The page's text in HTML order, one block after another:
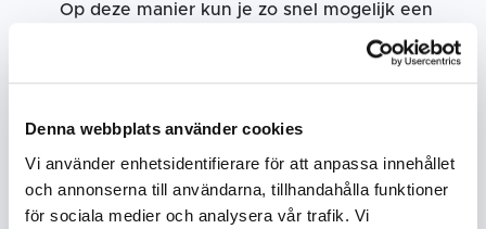
Denna webbplats använder cookies
Vi använder enhetsidentifierare för att anpassa innehållet
och annonserna till användarna, tillhandahålla funktioner
för sociala medier och analysera vår trafik. Vi
Op deze manier kun je zo snel mogelijk een
voertuig naar binnen en buiten rijden.
2. Koppel altijd een afzuigslang aan als de motor per
de uitlaatgassen weg uit het pand, door gebruik
te maken van een opzetfilter.